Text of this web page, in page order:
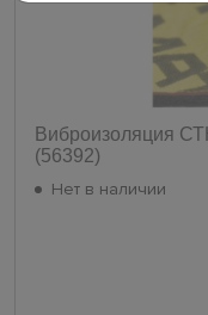
Виброизоляция
(56392)
Нет в наличии